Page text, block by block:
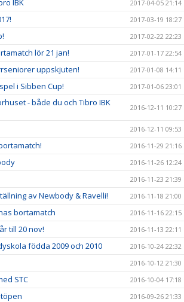
IBK 2017-04-05 21:14
2017-03-19 18:27
2017-02-22 22:23
lör 21 jan! 2017-01-17 22:54
uppskjuten! 2017-01-08 14:11
i Sibben Cup! 2017-01-06 23:01
- både du och Tibro IBK
2016-12-11 10:27
2016-12-11 09:53
2016-11-29 21:16
2016-11-26 12:24
2016-11-23 21:39
av Newbody & Ravelli! 2016-11-18 21:00
bortamatch 2016-11-16 22:15
till 20 nov! 2016-11-13 22:11
födda 2009 och 2010 2016-10-24 22:32
2016-10-12 21:30
STC 2016-10-04 17:18
2016-09-26 21:33